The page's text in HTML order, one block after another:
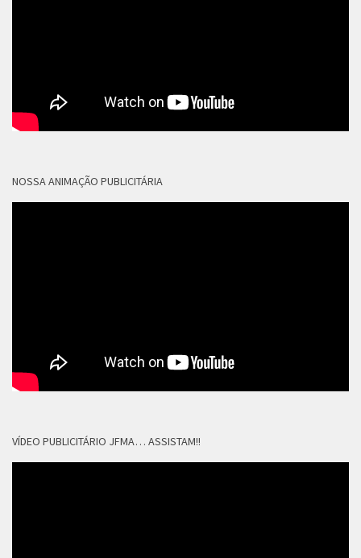
NOSSA ANIMAÇÃO PUBLICITÁRIA
VÍDEO PUBLICITÁRIO JFMA… ASSISTAM!!